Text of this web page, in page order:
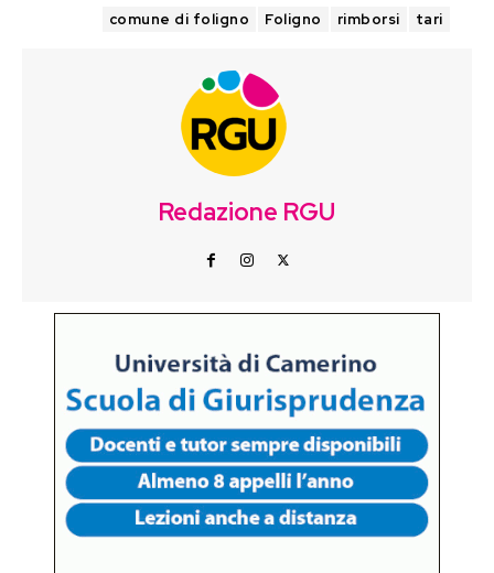
comune di foligno Foligno rimborsi tari
Redazione RGU